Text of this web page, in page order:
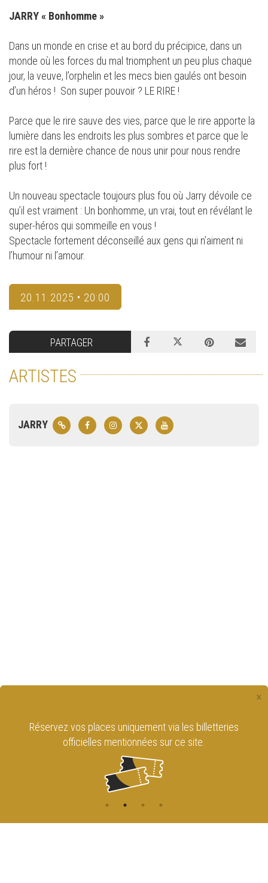
JARRY « Bonhomme »
Dans un monde en crise et au bord du précipice, dans un
monde où les forces du mal triomphent un peu plus chaque
jour, la veuve, l’orphelin et les mecs bien gaulés ont besoin
d’un héros ! Son super pouvoir ? LE RIRE !
Parce que le rire sauve des vies, parce que le rire apporte la
lumière dans les endroits les plus sombres et parce que le
rire est la dernière chance de nous unir pour nous rendre
plus fort !
Un nouveau spectacle toujours plus fou où Jarry dévoile ce
qu’il est vraiment : Un bonhomme, un vrai, tout en révélant le
super-héros qui sommeille en vous !
Spectacle fortement déconseillé aux gens qui n’aiment ni
l’humour ni l’amour.
20.11.2025 • 20:00
PARTAGER
ARTISTES
JARRY
×
Réservez vos places uniquement via les billetteries
officielles mentionnées sur ce site.